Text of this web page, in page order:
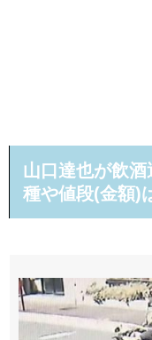
山口達也が飲
種や値段(金額)